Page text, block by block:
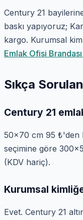
Century 21
baskı yapıyoruz;
kargo. Kurumsal
Emlak Ofisi
Sıkça
Century 21
50×70 cm 95 ₺'den
seçimine göre
(KDV hariç).
Kurumsal
Evet. Century 21